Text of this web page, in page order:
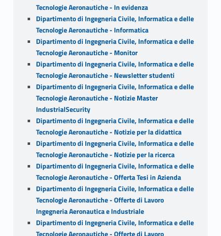
Tecnologie Aeronautiche - In evidenza
Dipartimento di Ingegneria Civile, Informatica e delle
Tecnologie Aeronautiche - Informatica
Dipartimento di Ingegneria Civile, Informatica e delle
Tecnologie Aeronautiche - Monitor
Dipartimento di Ingegneria Civile, Informatica e delle
Tecnologie Aeronautiche - Newsletter studenti
Dipartimento di Ingegneria Civile, Informatica e delle
Tecnologie Aeronautiche - Notizie Master
IndustrialSecurity
Dipartimento di Ingegneria Civile, Informatica e delle
Tecnologie Aeronautiche - Notizie per la didattica
Dipartimento di Ingegneria Civile, Informatica e delle
Tecnologie Aeronautiche - Notizie per la ricerca
Dipartimento di Ingegneria Civile, Informatica e delle
Tecnologie Aeronautiche - Offerta Tesi in Azienda
Dipartimento di Ingegneria Civile, Informatica e delle
Tecnologie Aeronautiche - Offerte di Lavoro
Ingegneria Aeronautica e Industriale
Dipartimento di Ingegneria Civile, Informatica e delle